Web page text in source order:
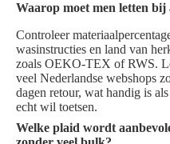
Waarop moet men letten
Controleer
wasinstructies en land van
zoals OEKO-TEX of RWS.
veel Nederlandse webshops
dagen retour, wat handig is
echt wil toetsen.
Welke plaid wordt